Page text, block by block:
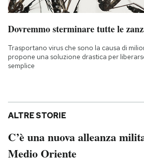
Dovremmo sterminare tutte le
Trasportano virus che sono la causa di
propone una soluzione drastica per
semplice
ALTRE STORIE
C’è una nuova alleanza
Medio Oriente